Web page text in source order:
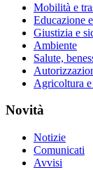
Mobilità e
Educazione
Giustizia e
Ambiente
Salute,
Agricoltura e
Novità
Notizie
Comunicati
Avvisi